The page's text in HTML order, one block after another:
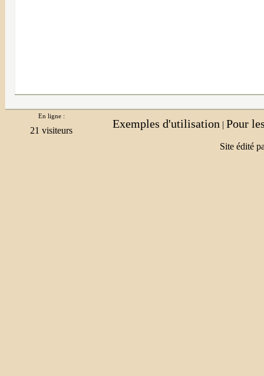
En ligne :
Exemples d'utilisation | Pour
Site édité